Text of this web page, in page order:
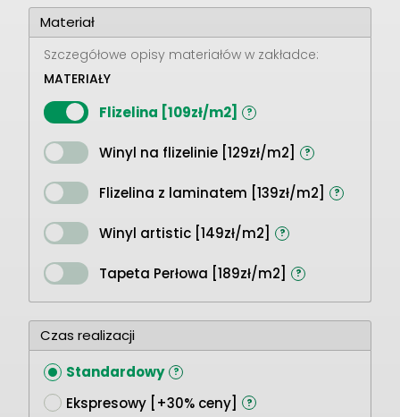
Materiał
Szczegółowe opisy materiałów w zakładce:
MATERIAŁY
Flizelina [109zł/m2] ?
Winyl na flizelinie [129zł/m2] ?
Flizelina z laminatem [139zł/m2] ?
Winyl artistic [149zł/m2] ?
Tapeta Perłowa [189zł/m2] ?
Czas realizacji
Standardowy ?
Ekspresowy [+30% ceny] ?